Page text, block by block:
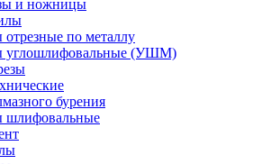
и ножницы
по металлу
(УШМ)
бурения